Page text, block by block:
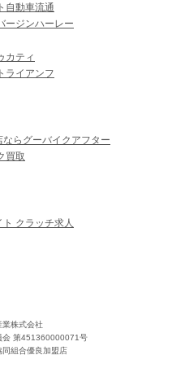
自動車流通
ージンハーレー
カティ
ライアンフ
らグーバイクアフター
買取
クラッチ求人
業株式会社
会 第451360000071号
同組合優良加盟店